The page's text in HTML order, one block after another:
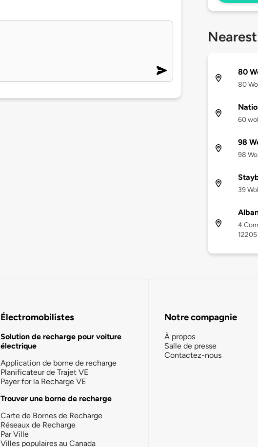
80
80
60
98
98
39
4
12205
Électromobilistes
Solution de recharge pour voiture
électrique
Application de borne de recharge
Planificateur de Trajet VE
Payer for la Recharge VE
Trouver une borne de recharge
Carte de Bornes de Recharge
Réseaux de Recharge
Par Ville
Villes populaires au Canada
Notre compagnie
À propos
Salle de presse
Contactez-nous